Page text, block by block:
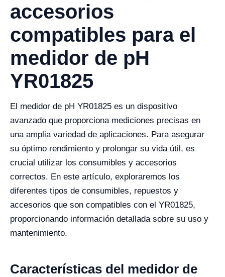
accesorios
compatibles para el
medidor de pH
YR01825
El medidor de pH YR01825 es un dispositivo
avanzado que proporciona mediciones precisas en
una amplia variedad de aplicaciones. Para asegurar
su óptimo rendimiento y prolongar su vida útil, es
crucial utilizar los consumibles y accesorios
correctos. En este artículo, exploraremos los
diferentes tipos de consumibles, repuestos y
accesorios que son compatibles con el YR01825,
proporcionando información detallada sobre su uso y
mantenimiento.
Características del medidor de